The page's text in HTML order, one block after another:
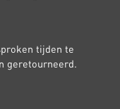
tijden te
geretourneerd.